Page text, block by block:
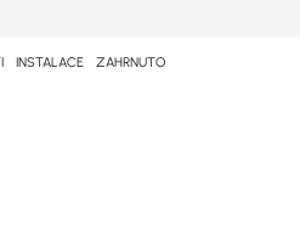
INSTALACE ZAHRNUTO